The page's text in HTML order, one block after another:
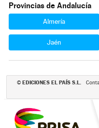
Provincias de Andalucía
Almería
Jaén
© EDICIONES EL PAÍS S.L.